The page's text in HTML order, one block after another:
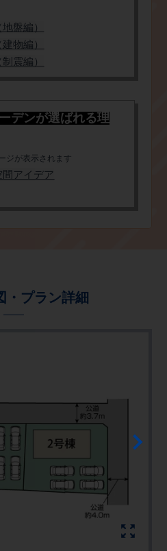
盤編 ）
物編）
震編）
デンが選ばれる理
が表示されます
アイデア
・プラン詳細